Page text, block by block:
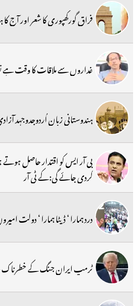
فراق گورکھپوری کا شعر اور آج
غداروں سے ملاقات کا وقت ہے
ہندوستانی زبان اُردوجدوجہد
کردی جائے گی:کے ٹی آر
درد ہمارا ‘ ڈیٹا ہمارا ‘ دولت
ٹرمپ ایران جنگ کے خطرناک